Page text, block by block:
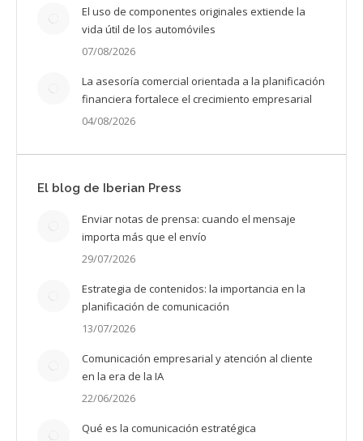
El uso de componentes originales extiende la
vida útil de los automóviles
07/08/2026
La asesoría comercial orientada a la planificación
financiera fortalece el crecimiento empresarial
04/08/2026
El blog de Iberian Press
Enviar notas de prensa: cuando el mensaje
importa más que el envío
29/07/2026
Estrategia de contenidos: la importancia en la
planificación de comunicación
13/07/2026
Comunicación empresarial y atención al cliente
en la era de la IA
22/06/2026
Qué es la comunicación estratégica